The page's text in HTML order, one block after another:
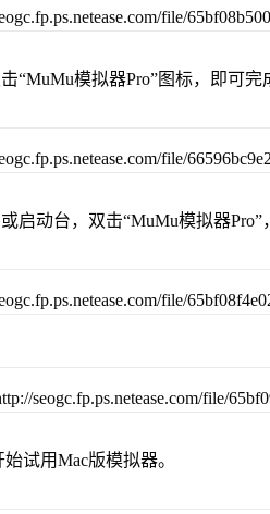
“MuMu模拟器Pro”图标，即可完
启动台，双击“MuMu模拟器Pro”
试用Mac版模拟器。